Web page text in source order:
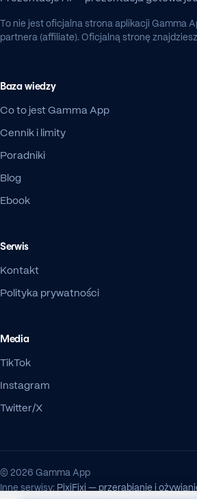
To nie jest oficjalna strona aplikacji Gamma
partnera (affiliate). Oficjalną stronę znajdziesz
Baza wiedzy
Co to jest Gamma App
Cennik i limity
Poradniki
Blog
Ebook
Serwis
Kontakt
Polityka prywatności
Media
TikTok
Instagram
Twitter/X
© 2026 Gamma App
Inne serwisy: PixiFixi — przerabianie i